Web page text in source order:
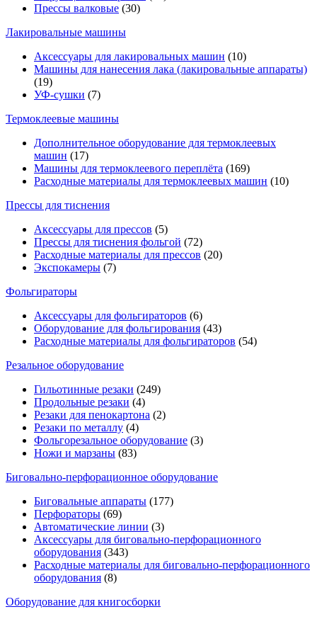
Прессы валковые (30)
Лакировальные машины
Аксессуары для лакировальных машин (10)
Машины для нанесения лака (лакировальные аппараты)
(19)
УФ-сушки (7)
Термоклеевые машины
Дополнительное оборудование для термоклеевых
машин (17)
Машины для термоклеевого переплёта (169)
Расходные материалы для термоклеевых машин (10)
Прессы для тиснения
Аксессуары для прессов (5)
Прессы для тиснения фольгой (72)
Расходные материалы для прессов (20)
Экспокамеры (7)
Фольгираторы
Аксессуары для фольгираторов (6)
Оборудование для фольгирования (43)
Расходные материалы для фольгираторов (54)
Резальное оборудование
Гильотинные резаки (249)
Продольные резаки (4)
Резаки для пенокартона (2)
Резаки по металлу (4)
Фольгорезальное оборудование (3)
Ножи и марзаны (83)
Биговально-перфорационное оборудование
Биговальные аппараты (177)
Перфораторы (69)
Автоматические линии (3)
Аксессуары для биговально-перфорационного
оборудования (343)
Расходные материалы для биговально-перфорационного
оборудования (8)
Оборудование для книгосборки